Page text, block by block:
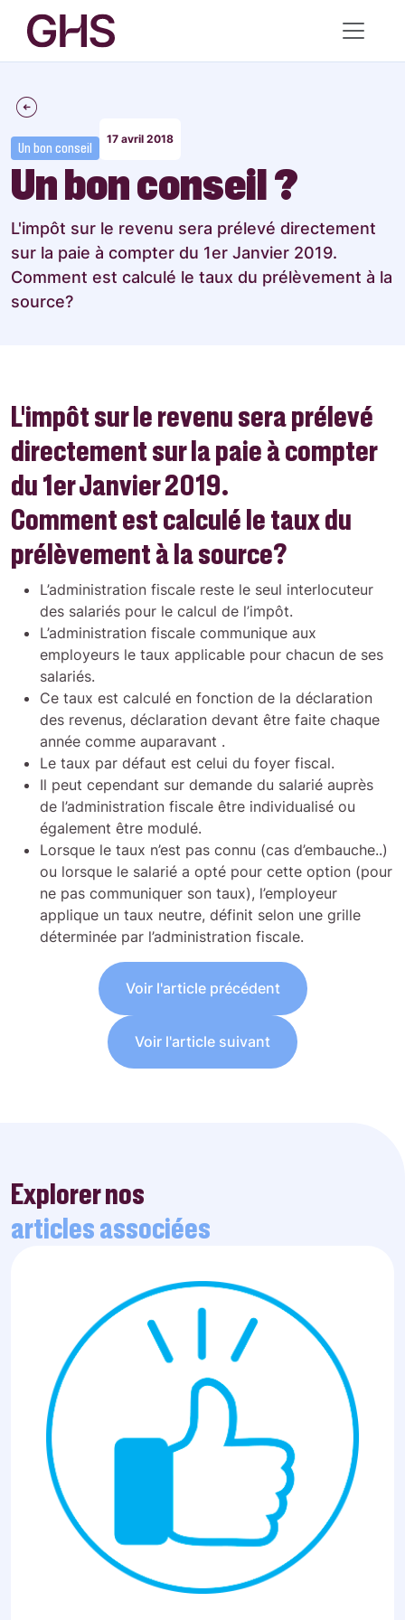
Un bon conseil
17 avril 2018
Un bon conseil ?
L'impôt sur le revenu sera prélevé directement
sur la paie à compter du 1er Janvier 2019.
Comment est calculé le taux du prélèvement à la
source?
L’impôt sur le revenu sera prélevé
directement sur la paie à compter
du 1er Janvier 2019.
Comment est calculé le taux du
prélèvement à la source?
L’administration fiscale reste le seul interlocuteur
des salariés pour le calcul de l’impôt.
L’administration fiscale communique aux
employeurs le taux applicable pour chacun de ses
salariés.
Ce taux est calculé en fonction de la déclaration
des revenus, déclaration devant être faite chaque
année comme auparavant .
Le taux par défaut est celui du foyer fiscal.
Il peut cependant sur demande du salarié auprès
de l’administration fiscale être individualisé ou
également être modulé.
Lorsque le taux n’est pas connu (cas d’embauche..)
ou lorsque le salarié a opté pour cette option (pour
ne pas communiquer son taux), l’employeur
applique un taux neutre, définit selon une grille
déterminée par l’administration fiscale.
Voir l'article précédent
Voir l'article suivant
Explorer nos
articles associées